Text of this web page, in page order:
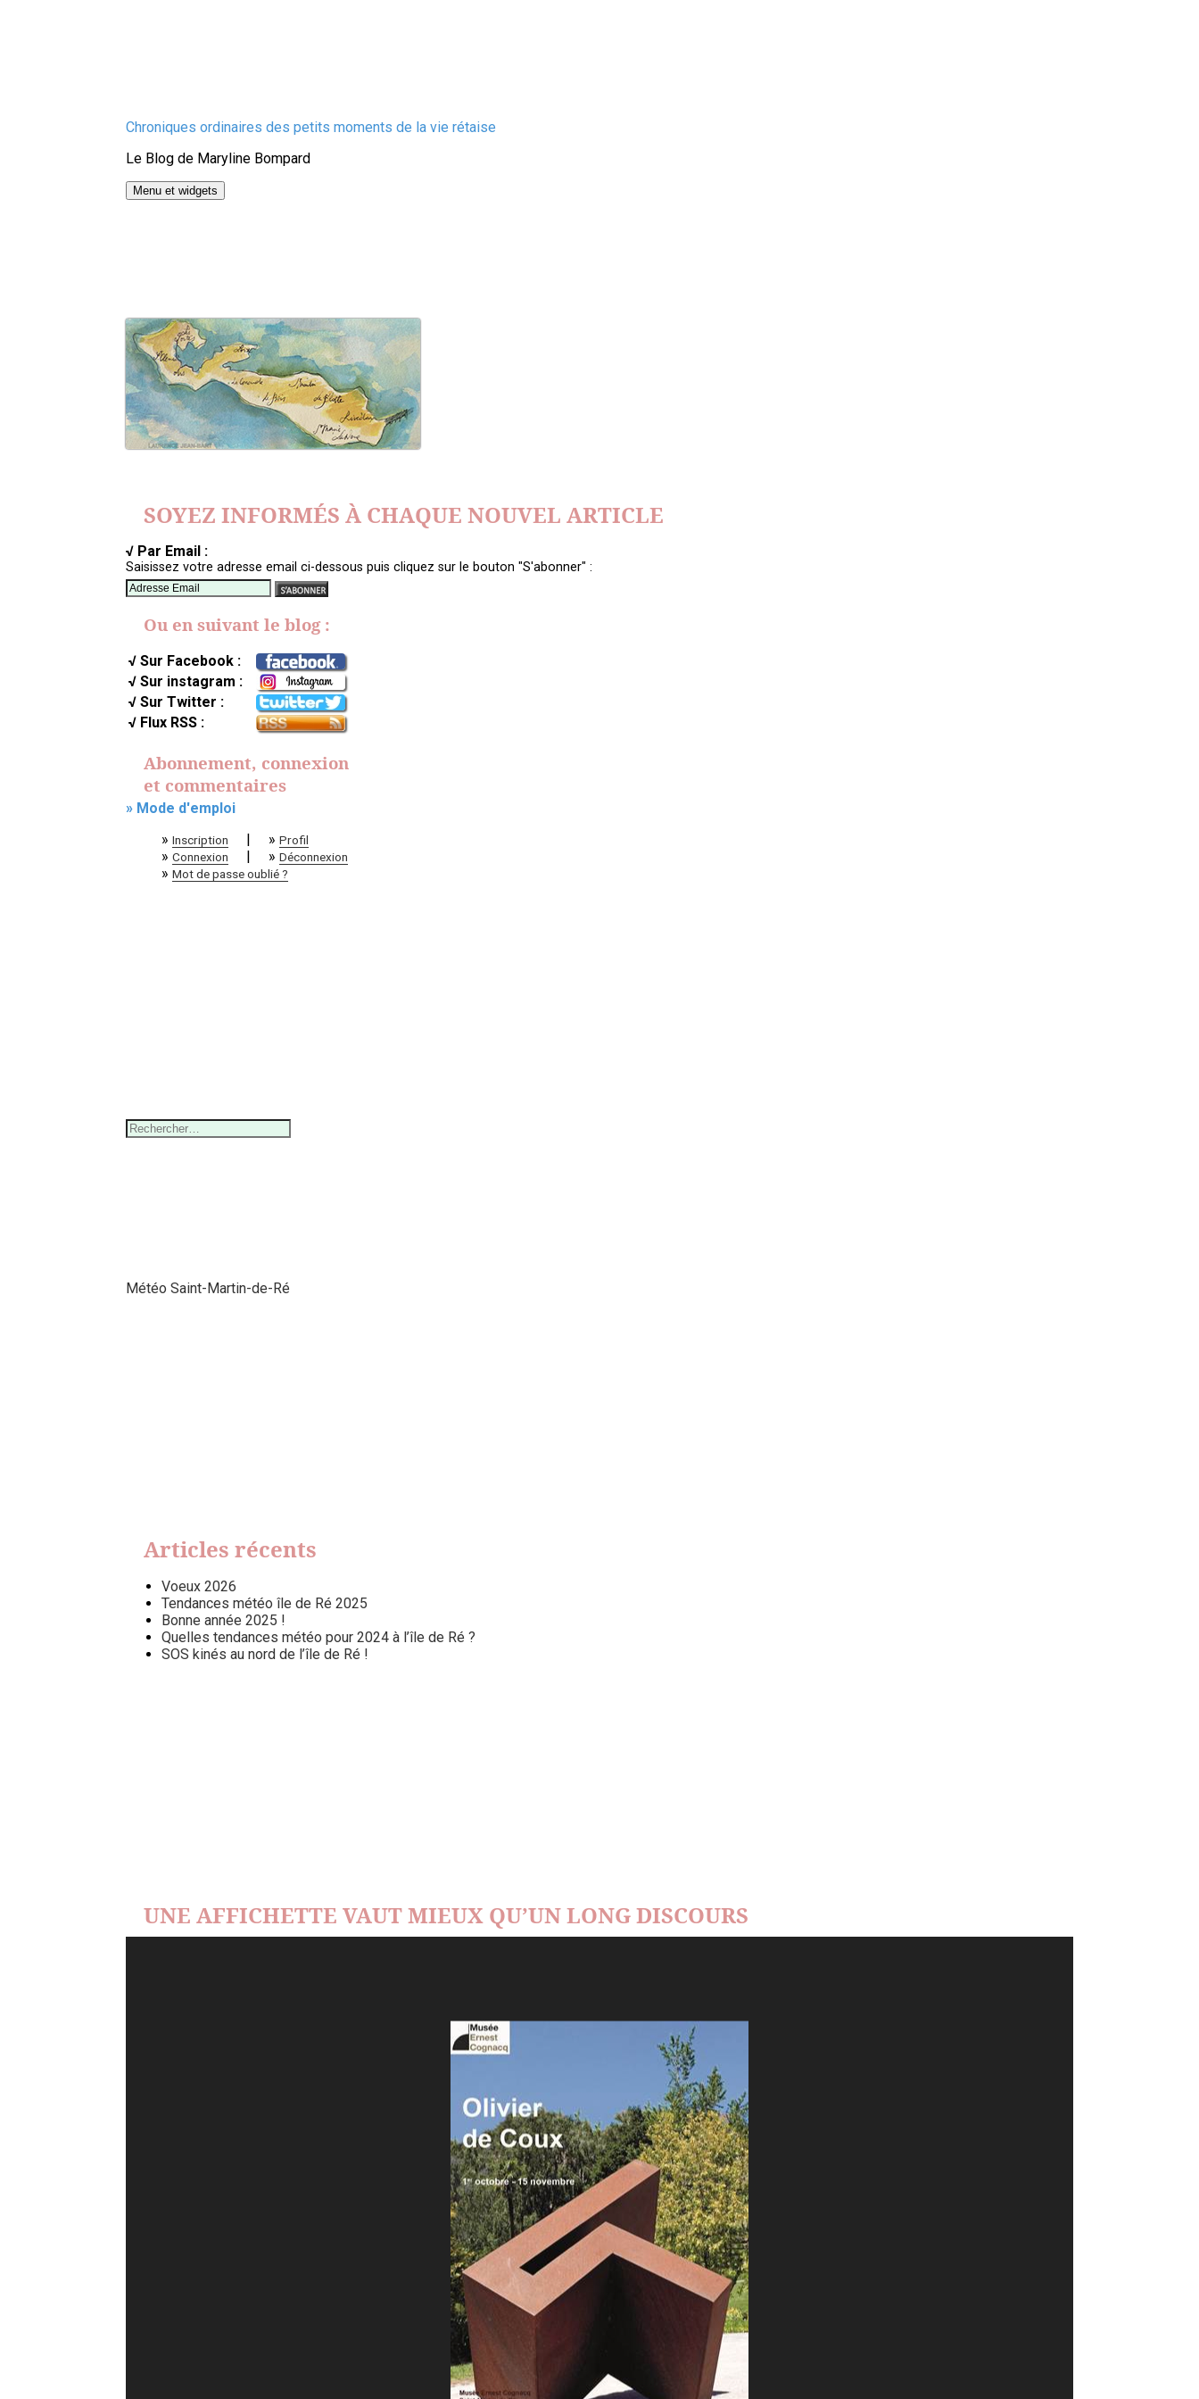
Chroniques ordinaires des petits moments de la vie rétaise
Le Blog de Maryline Bompard
Menu et widgets
SOYEZ INFORMÉS À CHAQUE NOUVEL ARTICLE
√ Par Email :
Saisissez votre adresse email ci-dessous puis cliquez sur le bouton "S'abonner" :
Ou en suivant le blog :
√ Sur Facebook :
√ Sur instagram :
√ Sur Twitter :
√ Flux RSS :
Abonnement, connexion
et commentaires
» Mode d'emploi
» Inscription » Profil
» Connexion » Déconnexion
» Mot de passe oublié ?
Rechercher :
Météo Saint-Martin-de-Ré
Articles récents
Voeux 2026
Tendances météo île de Ré 2025
Bonne année 2025 !
Quelles tendances météo pour 2024 à l’île de Ré ?
SOS kinés au nord de l’île de Ré !
UNE AFFICHETTE VAUT MIEUX QU’UN LONG DISCOURS